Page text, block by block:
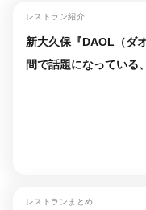
レストラン紹介
新大久保『DAOL（ダ
間で話題になっている
レストランまとめ